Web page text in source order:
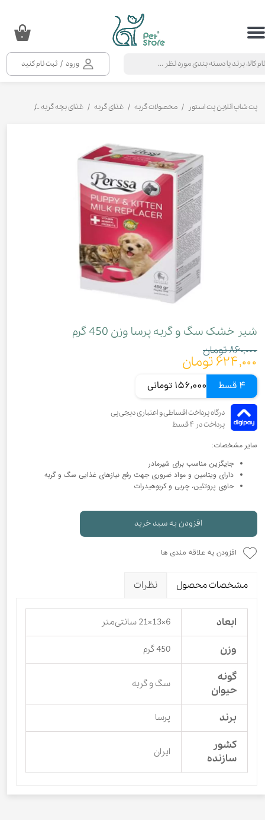
ورود / ثبت نام کنید
حساب کاربری من
خروج از حساب کاربری
۰
پت شاپ آنلاین پت استور محصولات گربه غذای گربه غذای بچه گربه
شیر خشک سگ و گربه پرسا وزن 450 گرم
۸۶۰,۰۰۰ تومان
۶۲۴,۰۰۰ تومان
4 قسط 156,000 تومانی
سایر مشخصات:
جایگزین مناسب برای شیرمادر
دارای ویتامین و مواد ضروری جهت رفع نیازهای غذایی سگ و گربه
حاوی پروتئین، چربی و کربوهیدرات
افزودن به سبد خرید
افزودن به علاقه مندی ها
مشخصات محصول نظرات
ابعاد 6×13×21 سانتی‎‌متر
وزن 450 گرم
گونه
حیوان
سگ و گربه
برند پرسا
کشور
سازنده
ایران